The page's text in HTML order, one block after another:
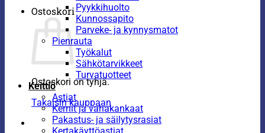
Ostoskori
Ostoskori on tyhjä.
Takaisin kauppaan
Pyykkihuolto
Kunnossapito
Parveke- ja kynnysmatot
Pienrauta
Työkalut
Sähkötarvikkeet
Turvatuotteet
Keittiö
Astiat
Kernit ja vahakankaat
Pakastus- ja säilytysrasiat